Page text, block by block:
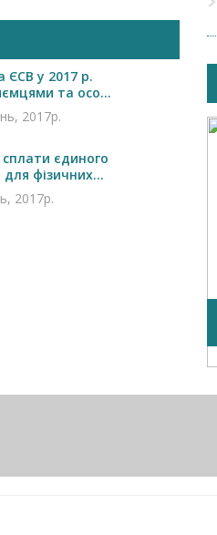
ЄСВ у 2017 р.
та осо...
2017р.
єдиного
для фізичних...
2017р.